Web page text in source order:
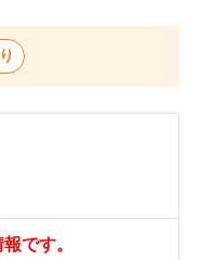
です。